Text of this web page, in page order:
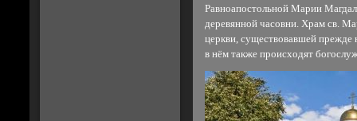
Равноапостольной Марии
деревянной часовни. Храм св.
церкви, существовавшей
в нём также происходят